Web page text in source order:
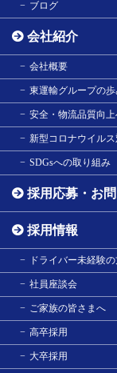
ブログ
会社紹介
会社概要
東運輸グループの
安全・物流品質向
新型コロナウイル
SDGsへの取り組み
採用応募・お
採用情報
ドライバー未経験
社員座談会
ご家族の皆さまへ
高卒採用
大卒採用